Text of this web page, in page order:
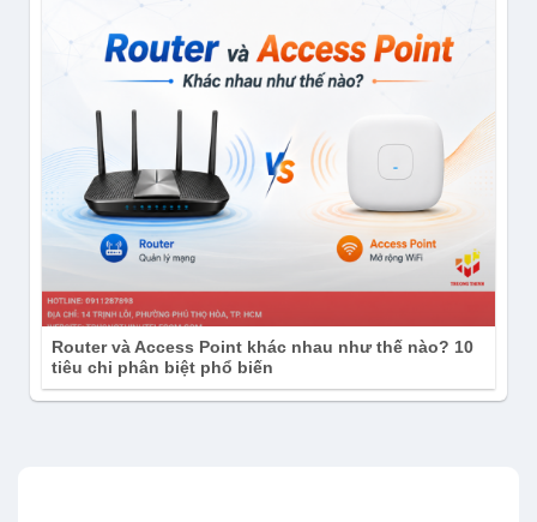
Router và Access Point khác nhau như thế nào? 10
tiêu chi phân biệt phổ biến